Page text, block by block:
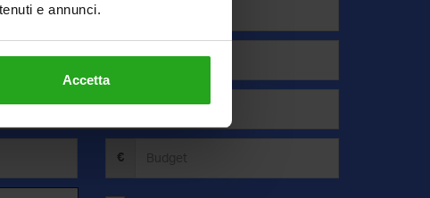
e annunci.
Accetta
€